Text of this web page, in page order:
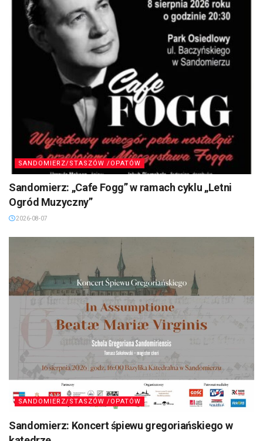
SANDOMIERZ/STASZÓW /OPATÓW
Sandomierz: „Cafe Fogg” w ramach cyklu „Letni
Ogród Muzyczny”
2026-08-07
SANDOMIERZ/STASZÓW /OPATÓW
Sandomierz: Koncert śpiewu gregoriańskiego w